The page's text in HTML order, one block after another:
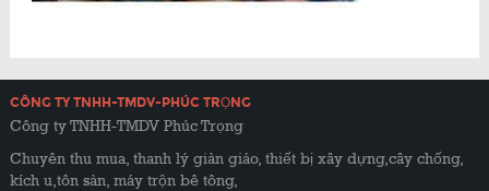
CÔNG TY TNHH-TMDV-PHÚC TRỌNG
Công ty TNHH-TMDV Phúc Trọng
Chuyên thu mua, thanh lý giàn giáo, thiết bị xây dựng,cây chống,
kích u,tôn sàn, máy trộn bê tông,